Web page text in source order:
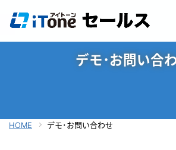
デモ･お問い合
HOME デモ･お問い合わせ